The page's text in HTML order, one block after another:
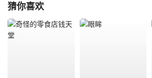
猜你喜欢